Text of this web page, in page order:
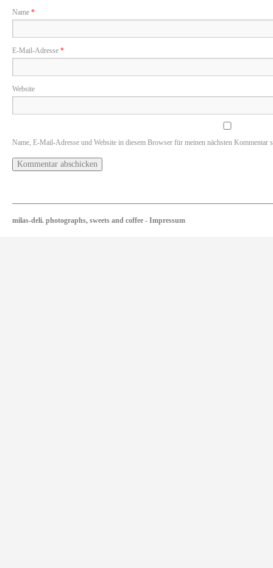
Name *
E-Mail-Adresse *
Website
Name, E-Mail-Adresse und Website in diesem Browser für meinen nächsten Kommentar
milas-deli. photographs, sweets and coffee - Impressum